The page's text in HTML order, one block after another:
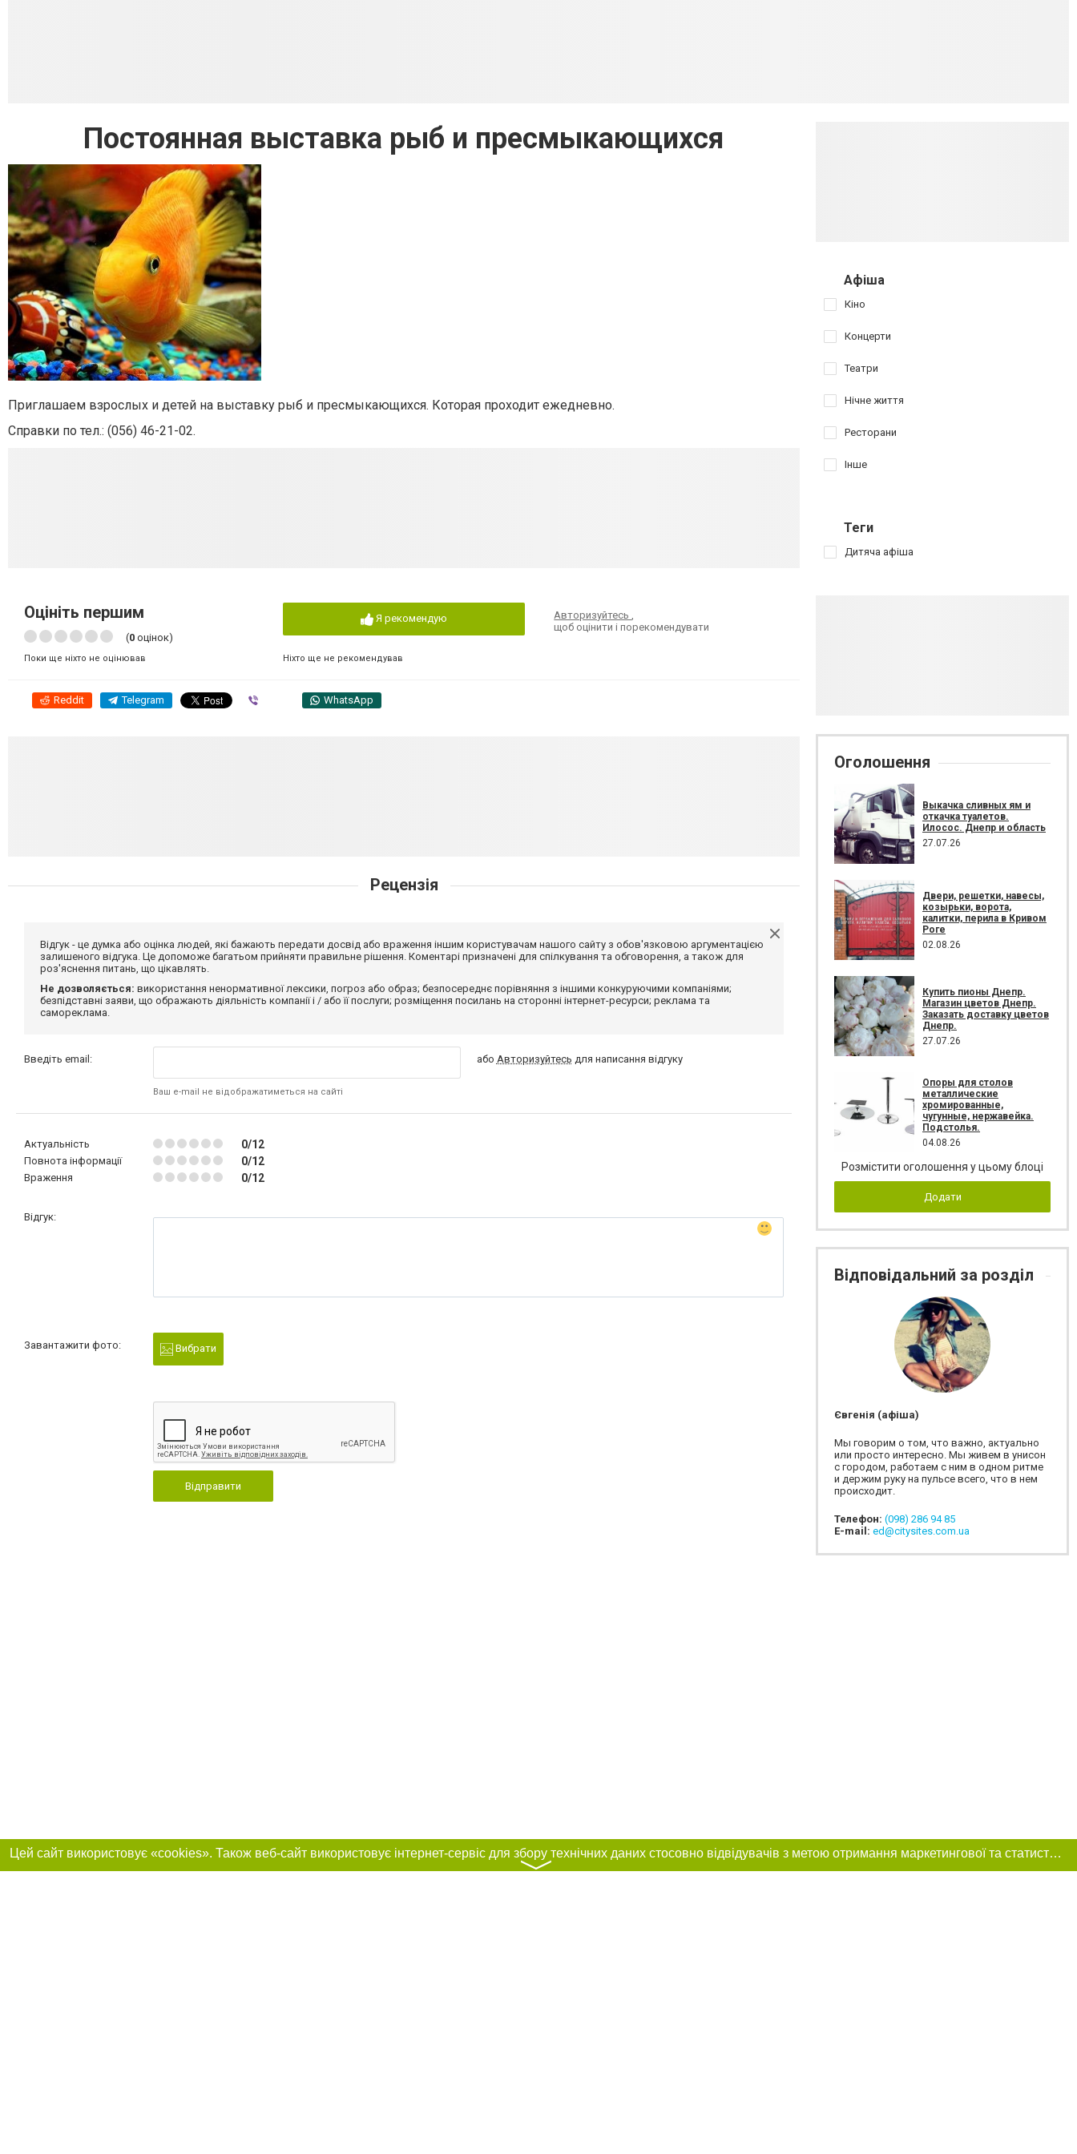
Постоянная выставка рыб и пресмыкающихся
Приглашаем взрослых и детей на выставку рыб и пресмыкающихся. Которая проходит ежедневно.
Справки по тел.: (056) 46-21-02.
Оцініть першим
(0 оцінок)
Поки ще ніхто не оцінював
Я рекомендую
Ніхто ще не рекомендував
Авторизуйтесь,
щоб оцінити і порекомендувати
Reddit Telegram WhatsApp
Рецензія
Відгук - це думка або оцінка людей, які бажають передати досвід або враження іншим користувачам нашого сайту з обов'язковою аргументацією
залишеного відгука. Це допоможе багатьом прийняти правильне рішення. Коментарі призначені для спілкування та обговорення, а також для
роз'яснення питань, що цікавлять.
Не дозволяється: використання ненормативної лексики, погроз або образ; безпосереднє порівняння з іншими конкуруючими компаніями;
безпідставні заяви, що ображають діяльність компанії і / або її послуги; розміщення посилань на сторонні інтернет-ресурси; реклама та
самореклама.
Введіть email:
Ваш e-mail не відображатиметься на сайті
або Авторизуйтесь для написання відгуку
Актуальність 0/12
Повнота інформації 0/12
Враження 0/12
Відгук:
Завантажити фото: Вибрати
Відправити
Афіша
Кіно
Концерти
Театри
Нічне життя
Ресторани
Інше
Теги
Дитяча афіша
Оголошення
Выкачка сливных ям и
откачка туалетов.
Илосос. Днепр и область
27.07.26
Двери, решетки, навесы,
козырьки, ворота,
калитки, перила в Кривом
Роге
02.08.26
Купить пионы Днепр.
Магазин цветов Днепр.
Заказать доставку цветов
Днепр.
27.07.26
Опоры для столов
металлические
хромированные,
чугунные, нержавейка.
Подстолья.
04.08.26
Розмістити оголошення у цьому блоці
Додати
Відповідальний за розділ
Євгенія (афіша)
Мы говорим о том, что важно, актуально
или просто интересно. Мы живем в унисон
с городом, работаем с ним в одном ритме
и держим руку на пульсе всего, что в нем
происходит.
Телефон: (098) 286 94 85
E-mail: ed@citysites.com.ua
Цей сайт використовує «cookies». Також веб-сайт використовує інтернет-сервіс для збору технічних даних стосовно відвідувачів з метою отримання маркетингової та статистичної інформації. Умови обробки даних відвідувачів сайту див.
〉